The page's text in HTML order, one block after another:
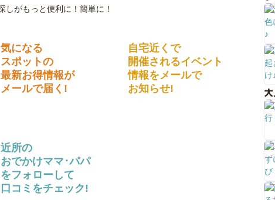
気になる
スポットの
最新お得情報が
メールで届く!
自宅近くで
開催されるイベント
情報をメールで
お知らせ!
近所の
おでかけママ･パパ
をフォローして
口コミをチェック!